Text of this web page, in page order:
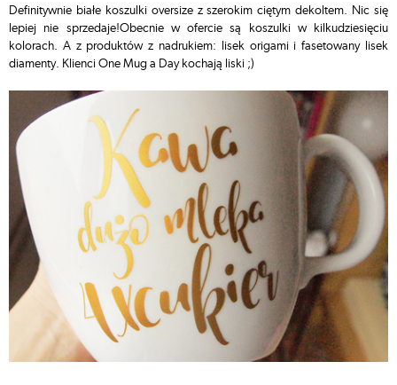
Definitywnie białe koszulki oversize z szerokim ciętym dekoltem. Nic się
lepiej nie sprzedaje!Obecnie w ofercie są koszulki w kilkudziesięciu
kolorach. A z produktów z nadrukiem: lisek origami i fasetowany lisek
diamenty. Klienci One Mug a Day kochają liski ;)